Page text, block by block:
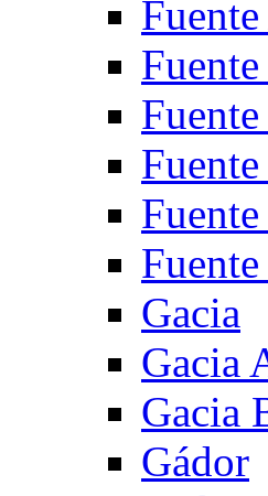
Gacia
Gacia
Gacia
Gádor